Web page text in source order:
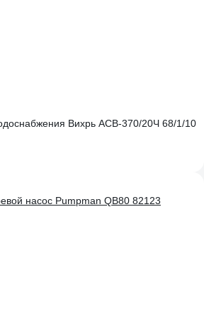
Вихрь АСВ-370/20Ч 68/1/10